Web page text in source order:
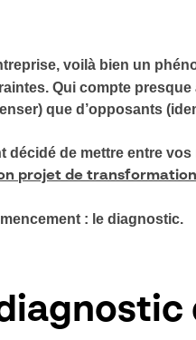
voilà bien un
Qui compte
que d’opposants
décidé de mettre entre
projet de
: le diagnostic.